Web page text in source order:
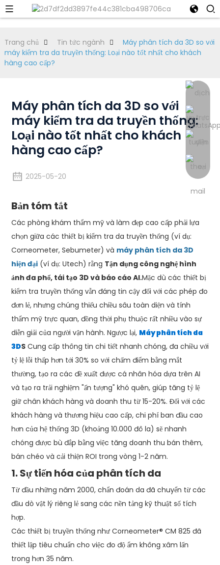
Trang chủ Tin tức ngành
Máy phân tích da 3D so với
máy kiểm tra da truyền thống: Loại nào tốt nhất cho khách
hàng cao cấp?
Máy phân tích da 3D so với
máy kiểm tra da truyền thống:
Loại nào tốt nhất cho khách
hàng cao cấp?
2025-05-20
Bản tóm tắt
Các phòng khám thẩm mỹ và làm đẹp cao cấp phải lựa
chọn giữa các thiết bị kiểm tra da truyền thống (ví dụ:
Corneometer, Sebumeter) và máy phân tích da 3D
hiện đại(ví dụ: Utech) rằng Tận dụng công nghệ hình
ảnh đa phổ, tái tạo 3D và báo cáo AI.Mặc dù các thiết bị
kiểm tra truyền thống vẫn đáng tin cậy đối với các phép đo
đơn lẻ, nhưng chúng thiếu chiều sâu toàn diện và tính
thẩm mỹ trực quan, đồng thời phụ thuộc rất nhiều vào sự
diễn giải của người vận hành. Ngược lại, Máy phân tích da
3DSCung cấp thông tin chi tiết nhanh chóng, đa chiều với
tỷ lệ lỗi thấp hơn tới 30% so với chấm điểm bằng mắt
thường, tạo ra các đề xuất được cá nhân hóa dựa trên AI
và tạo ra trải nghiệm "ấn tượng" khó quên, giúp tăng tỷ lệ
giữ chân khách hàng và doanh thu từ 15-20%. Đối với các
khách hàng và thương hiệu cao cấp, chi phí ban đầu cao
hơn của hệ thống 3D (khoảng 10.000 đô la) sẽ nhanh
chóng được bù đắp bằng việc tăng doanh thu bán thêm,
bán chéo và cải thiện ROI trong vòng 1-2 năm.
1. Sự tiến hóa của phân tích da
Từ đầu những năm 2000, chẩn đoán da đã chuyển từ các
đầu dò vật lý riêng lẻ sang các nền tảng kỹ thuật số tích
hợp.
Các thiết bị truyền thống như Corneometer® CM 825 đã
thiết lập tiêu chuẩn cho việc đo độ ẩm không xâm lấn
trong hơn 35 năm.